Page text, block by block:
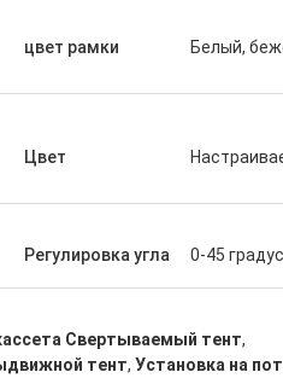
цвет рамки Белый,
Цвет
Регулировка угла 0-45
Свертываемый тент,
тент, Установка на